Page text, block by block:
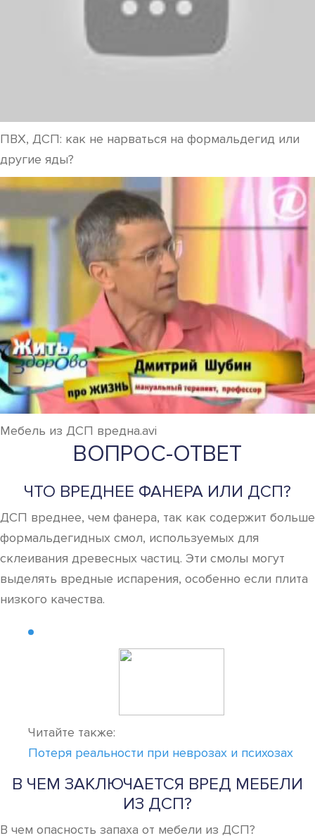
ПВХ, ДСП: как не нарваться на формальдегид или
другие яды?
Мебель из ДСП вредна.avi
ВОПРОС-ОТВЕТ
ЧТО ВРЕДНЕЕ ФАНЕРА ИЛИ ДСП?
ДСП вреднее, чем фанера, так как содержит больше
формальдегидных смол, используемых для
склеивания древесных частиц. Эти смолы могут
выделять вредные испарения, особенно если плита
низкого качества.
Читайте также:
Потеря реальности при неврозах и психозах
В ЧЕМ ЗАКЛЮЧАЕТСЯ ВРЕД МЕБЕЛИ
ИЗ ДСП?
В чем опасность запаха от мебели из ДСП?